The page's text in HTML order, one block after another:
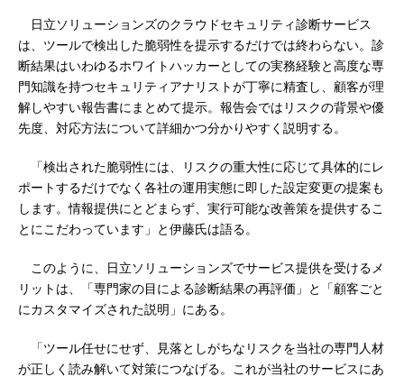
日立ソリューションズのクラウドセキュリティ診断サービス
は、ツールで検出した脆弱性を提示するだけでは終わらない。診
断結果はいわゆるホワイトハッカーとしての実務経験と高度な専
門知識を持つセキュリティアナリストが丁寧に精査し、顧客が理
解しやすい報告書にまとめて提示。報告会ではリスクの背景や優
先度、対応方法について詳細かつ分かりやすく説明する。
「検出された脆弱性には、リスクの重大性に応じて具体的にレ
ポートするだけでなく各社の運用実態に即した設定変更の提案も
します。情報提供にとどまらず、実行可能な改善策を提供するこ
とにこだわっています」と伊藤氏は語る。
このように、日立ソリューションズでサービス提供を受けるメ
リットは、「専門家の目による診断結果の再評価」と「顧客ごと
にカスタマイズされた説明」にある。
「ツール任せにせず、見落としがちなリスクを当社の専門人材
が正しく読み解いて対策につなげる。これが当社のサービスにあ